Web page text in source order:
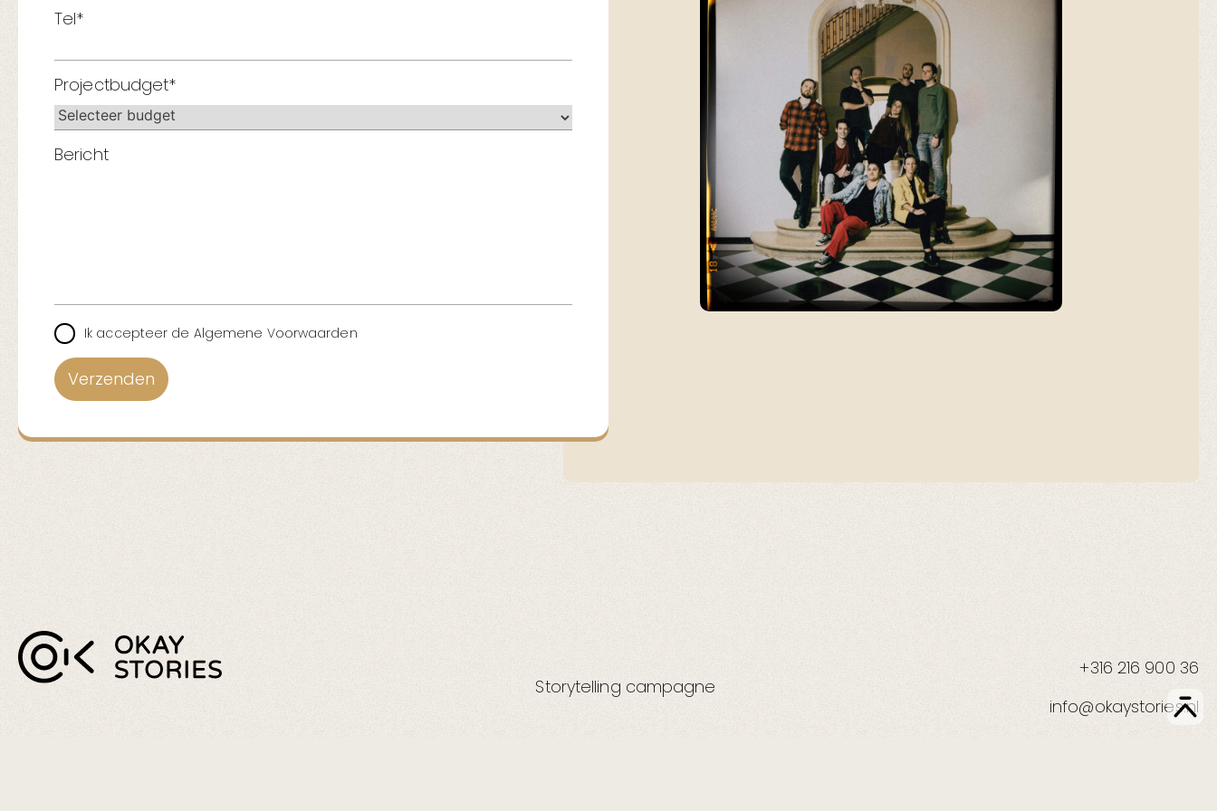
Tel*
Projectbudget*
Bericht
Ik accepteer de Algemene Voorwaarden
Storytelling campagne
+316 216 900 36
info@okaystories.nl